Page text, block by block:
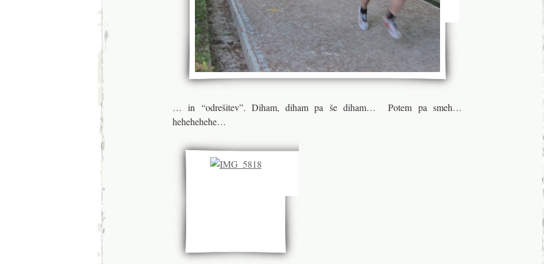
… in “odrešitev”. Diham, diham pa še diham… Potem pa smeh…
hehehehehe…